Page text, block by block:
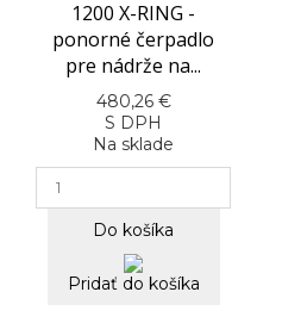
1200 X-RING -
ponorné čerpadlo
pre nádrže na...
480,26 €
S DPH
Na sklade
Do košíka
Pridať do košíka